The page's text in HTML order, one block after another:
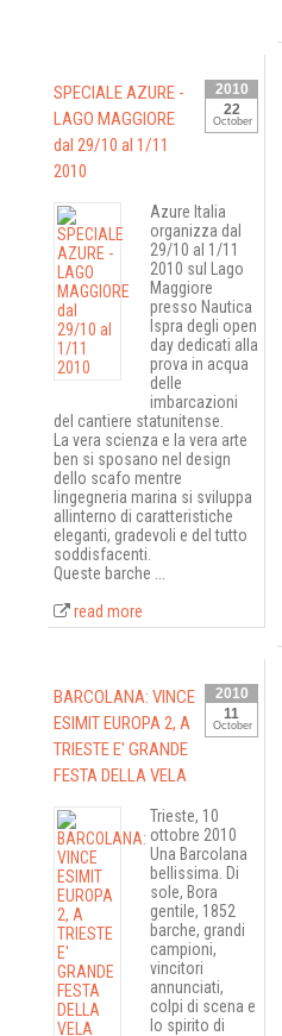
2010
22
October
SPECIALE AZURE -
LAGO MAGGIORE
dal 29/10 al 1/11
2010
Azure Italia
organizza dal
29/10 al 1/11
2010 sul Lago
Maggiore
presso Nautica
Ispra degli open
day dedicati alla
prova in acqua
delle
imbarcazioni
del cantiere statunitense.
La vera scienza e la vera arte
ben si sposano nel design
dello scafo mentre
lingegneria marina si sviluppa
allinterno di caratteristiche
eleganti, gradevoli e del tutto
soddisfacenti.
Queste barche ...
read more
2010
11
October
BARCOLANA: VINCE
ESIMIT EUROPA 2, A
TRIESTE E' GRANDE
FESTA DELLA VELA
Trieste, 10
ottobre 2010 
Una Barcolana
bellissima. Di
sole, Bora
gentile, 1852
barche, grandi
campioni,
vincitori
annunciati,
colpi di scena e
lo spirito di